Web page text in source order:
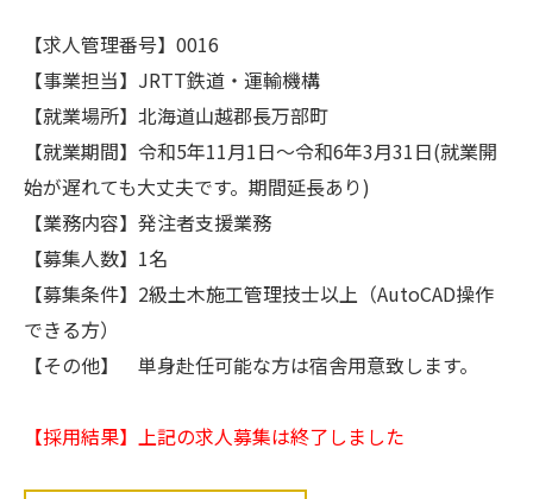
【求人管理番号】0016
【事業担当】JRTT鉄道・運輸機構
【就業場所】北海道山越郡長万部町
【就業期間】令和5年11月1日～令和6年3月31日(就業開
始が遅れても大丈夫です。期間延長あり)
【業務内容】発注者支援業務
【募集人数】1名
【募集条件】2級土木施工管理技士以上（AutoCAD操作
できる方）
【その他】 単身赴任可能な方は宿舎用意致します。
【採用結果】上記の求人募集は終了しました